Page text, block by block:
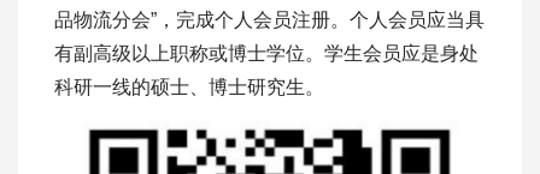
品物流分会”，完成个人会员注册。个人会员应当具
有副高级以上职称或博士学位。学生会员应是身处
科研一线的硕士、博士研究生。